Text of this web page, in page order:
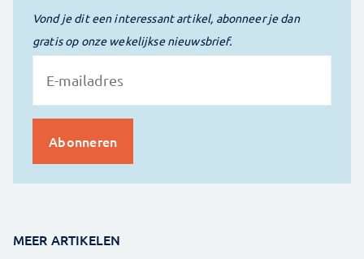
Vond je dit een interessant artikel, abonneer je dan
gratis op onze wekelijkse nieuwsbrief.
MEER ARTIKELEN